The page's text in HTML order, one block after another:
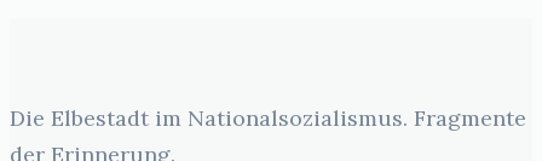
Die Elbestadt im Nationalsozialismus. Fragmente
der Erinnerung.